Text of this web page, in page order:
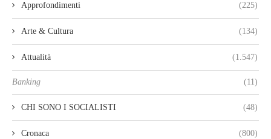
Approfondimenti (225)
Arte & Cultura (134)
Attualità (1.547)
Banking (11)
CHI SONO I SOCIALISTI (48)
Cronaca (800)